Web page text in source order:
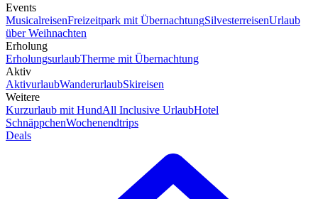
Events
MusicalreisenFreizeitpark mit ÜbernachtungSilvesterreisenUrlaub
über Weihnachten
Erholung
ErholungsurlaubTherme mit Übernachtung
Aktiv
AktivurlaubWanderurlaubSkireisen
Weitere
Kurzurlaub mit HundAll Inclusive UrlaubHotel
SchnäppchenWochenendtrips
Deals